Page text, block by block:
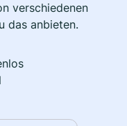
verschiedenen
das anbieten.